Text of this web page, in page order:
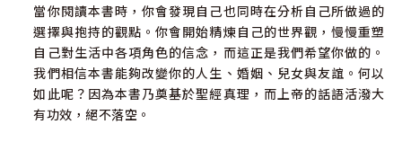
當你閱讀本書時，你會發現自己也同時在分析自己所做過的
選擇與抱持的觀點。你會開始精煉自己的世界觀，慢慢重塑
自己對生活中各項角色的信念，而這正是我們希望你做的。
我們相信本書能夠改變你的人生、婚姻、兒女與友誼。何以
如此呢？因為本書乃奠基於聖經真理，而上帝的話語活潑大
有功效，絕不落空。